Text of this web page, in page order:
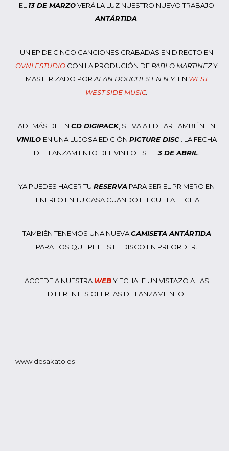
EL 13 DE MARZOVERÁ LA LUZ NUESTRO NUEVO TRABAJO
ANTÁRTIDA
UN EP DE CINCO CANCIONES GRABADAS EN DIRECTO EN
OVNI ESTUDIO CON LA PRODUCIÓN DE PABLO MARTINEZY
MASTERIZADO POR ALAN DOUCHES EN N.Y. EN WEST
WEST SIDE MUSIC.
ADEMÁS DE EN CD DIGIPACK, SE VA A EDITAR TAMBIÉN EN
VINILO EN UNA LUJOSA EDICIÓN PICTURE DISC . LA FECHA
DEL LANZAMIENTO DEL VINILO ES EL 3 DE ABRIL
YA PUEDES HACER TU RESERVA PARA SER EL PRIMERO EN
TENERLO EN TU CASA CUANDO LLEGUE LA FECHA.
TAMBIÉN TENEMOS UNA NUEVACAMISETA ANTÁRTIDA
PARA LOS QUE PILLEIS EL DISCO EN PREORDER.
ACCEDE A NUESTRA WEB Y ECHALE UN VISTAZO A LAS
DIFERENTES OFERTAS DE LANZAMIENTO.
www.desakato.es